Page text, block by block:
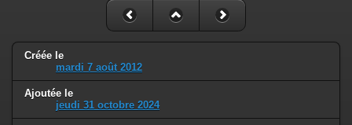
Créée le
mardi 7 août 2012
Ajoutée le
jeudi 31 octobre 2024